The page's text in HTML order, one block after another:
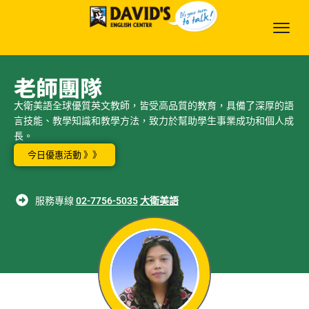
老師團隊
大衛美語全球優質英文教師，皆受高品質的教育，具備了深厚的語
言技能、教學知識和教學方法，致力於幫助學生事業成功和個人成
長。
服務專線 02-7756-5035 大衛美語
今日優惠活動 》》